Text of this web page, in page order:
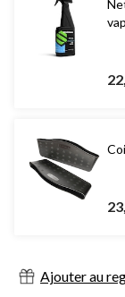
Ajouter au